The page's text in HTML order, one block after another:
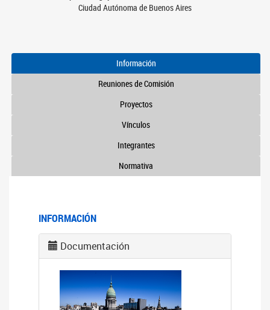
Ciudad Autónoma de Buenos Aires
Información
Reuniones de Comisión
Proyectos
Vínculos
Integrantes
Normativa
INFORMACIÓN
Documentación